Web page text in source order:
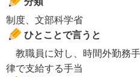
制度、文部科学省
ひとことで言うと
教職員に対し、時間外勤務
律で支給する手当